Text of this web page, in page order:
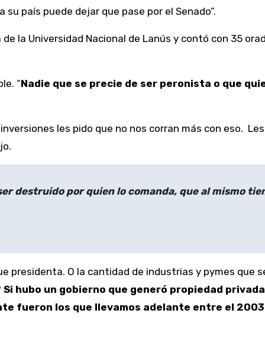
país puede dejar que pase por el Senado”.
la Universidad Nacional de Lanús y contó con 35
“Nadie que se precie de ser peronista o que
les pido que no nos corran más con eso.
destruido por quien lo comanda, que al mismo
presidenta. O la cantidad de industrias y pymes que
Si hubo un gobierno que generó propiedad
fueron los que llevamos adelante entre el 2003